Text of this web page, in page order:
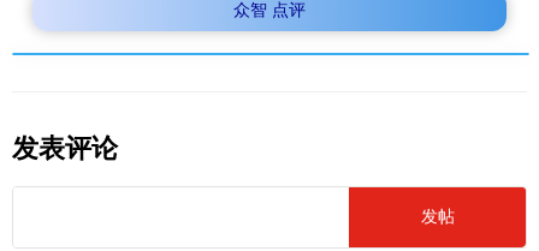
众智 点评
发表评论
发帖